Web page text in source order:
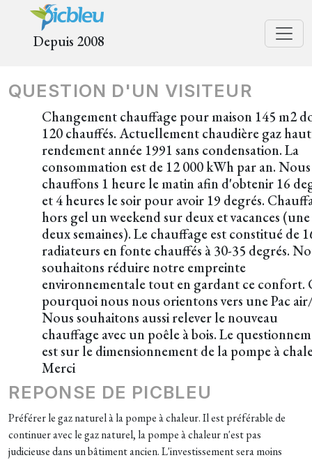
Depuis 2008
QUESTION D'UN VISITEUR
Changement chauffage pour maison 145 m2
120 chauffés. Actuellement chaudière gaz haut
rendement année 1991 sans condensation. La
consommation est de 12 000 kWh par an. Nous
chauffons 1 heure le matin afin d'obtenir 16
et 4 heures le soir pour avoir 19 degrés.
hors gel un weekend sur deux et vacances
deux semaines). Le chauffage est constitué de
radiateurs en fonte chauffés à 30-35 degrés.
souhaitons réduire notre empreinte
environnementale tout en gardant ce confort.
pourquoi nous nous orientons vers une Pac
Nous souhaitons aussi relever le nouveau
chauffage avec un poêle à bois. Le
est sur le dimensionnement de la pompe à
Merci
REPONSE DE PICBLEU
Préférer le gaz naturel à la pompe à chaleur. Il est préférable de
continuer avec le gaz naturel, la pompe à chaleur n'est pas
judicieuse dans un bâtiment ancien. L'investissement sera moins